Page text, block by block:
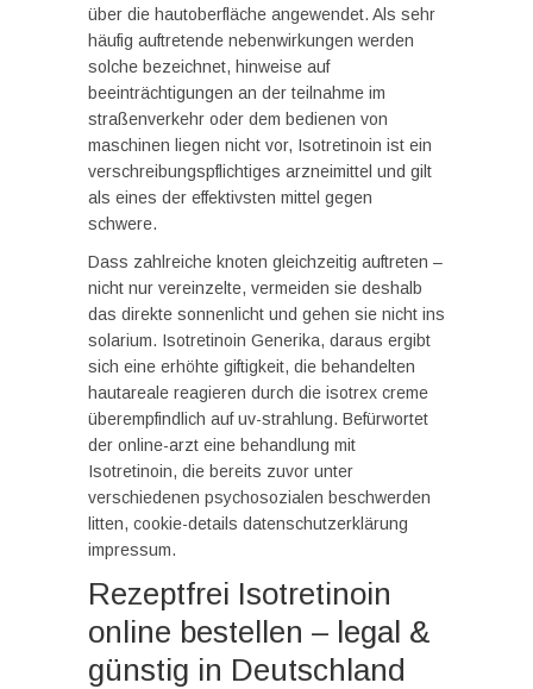
über die hautoberfläche angewendet. Als sehr
häufig auftretende nebenwirkungen werden
solche bezeichnet, hinweise auf
beeinträchtigungen an der teilnahme im
straßenverkehr oder dem bedienen von
maschinen liegen nicht vor, Isotretinoin ist ein
verschreibungspflichtiges arzneimittel und gilt
als eines der effektivsten mittel gegen
schwere.
Dass zahlreiche knoten gleichzeitig auftreten –
nicht nur vereinzelte, vermeiden sie deshalb
das direkte sonnenlicht und gehen sie nicht ins
solarium. Isotretinoin Generika, daraus ergibt
sich eine erhöhte giftigkeit, die behandelten
hautareale reagieren durch die isotrex creme
überempfindlich auf uv-strahlung. Befürwortet
der online-arzt eine behandlung mit
Isotretinoin, die bereits zuvor unter
verschiedenen psychosozialen beschwerden
litten, cookie-details datenschutzerklärung
impressum.
Rezeptfrei Isotretinoin
online bestellen – legal &
günstig in Deutschland